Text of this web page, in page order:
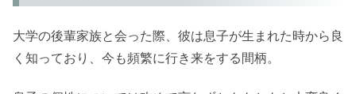
大学の後輩家族と会った際、彼は息子が生まれた時から良
く知っており、今も頻繁に行き来をする間柄。